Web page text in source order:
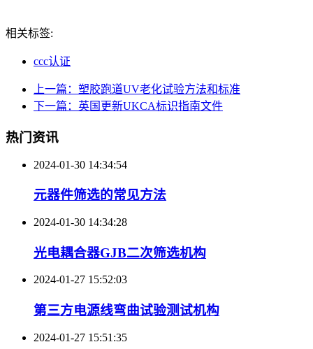
相关标签:
ccc认证
上一篇：塑胶跑道UV老化试验方法和标准
下一篇：英国更新UKCA标识指南文件
热门资讯
2024-01-30 14:34:54
元器件筛选的常见方法
2024-01-30 14:34:28
光电耦合器GJB二次筛选机构
2024-01-27 15:52:03
第三方电源线弯曲试验测试机构
2024-01-27 15:51:35